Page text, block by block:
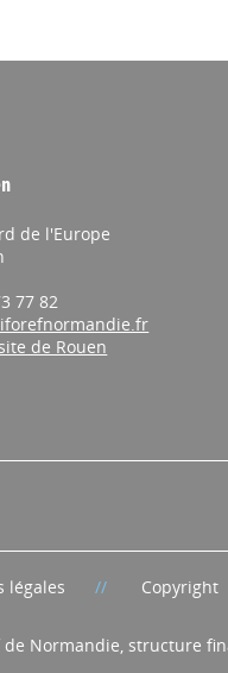
de l'Europe
77 82
de Rouen
légales Copyright
Normandie, structure